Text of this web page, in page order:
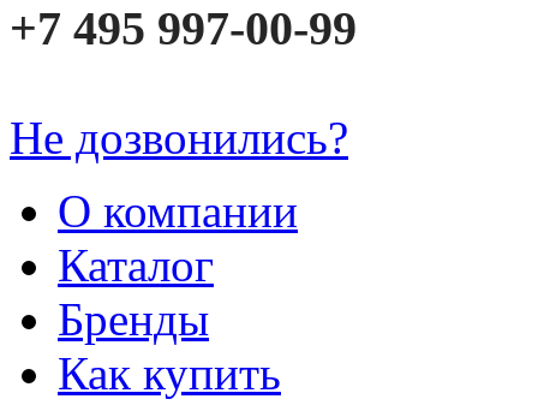
+7 495 997-00-99
Не дозвонились?
О компании
Каталог
Бренды
Как купить